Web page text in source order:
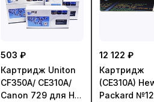
503 ₽
Картридж Uniton
CF350A/ CE310A/
Canon 729 для HP
12 122 ₽
Картридж
(CE310A)
Packard